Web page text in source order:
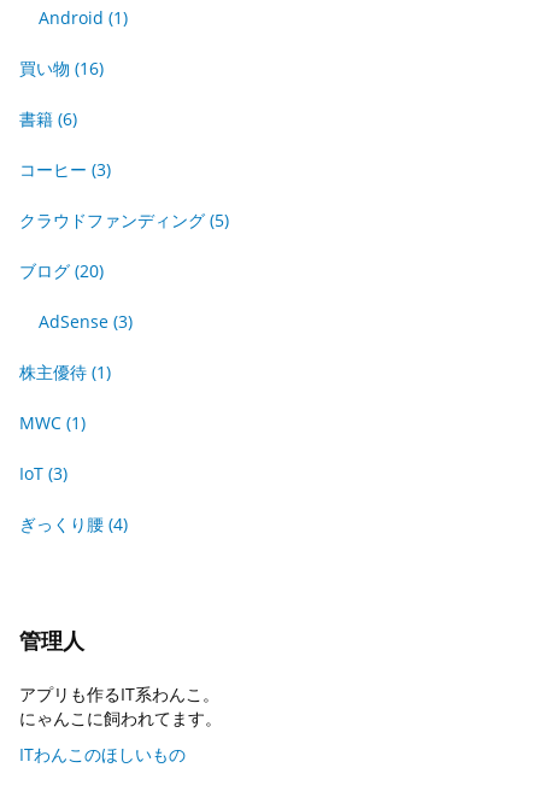
Android (1)
買い物 (16)
書籍 (6)
コーヒー (3)
クラウドファンディング (5)
ブログ (20)
AdSense (3)
株主優待 (1)
MWC (1)
IoT (3)
ぎっくり腰 (4)
管理人
アプリも作るIT系わんこ。
にゃんこに飼われてます。
ITわんこのほしいもの